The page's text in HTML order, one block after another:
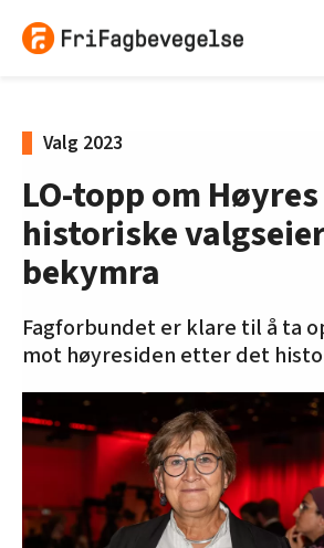
Valg 2023
LO-topp om Høyres
historiske
bekymra
Fagforbundet er klare til å ta
mot høyresiden etter det